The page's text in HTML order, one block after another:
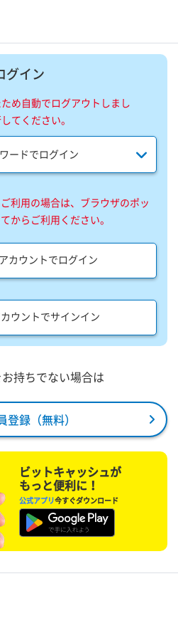
グイン
め自動でログアウトしまし
てください。
ードでログイン
利用の場合は、ブラウザのポッ
からご利用ください。
カウントでログイン
ウントでサインイン
持ちでない場合は
登録（無料）
ビットキャッシュが
もっと便利に！
公式アプリ今すぐダウンロード